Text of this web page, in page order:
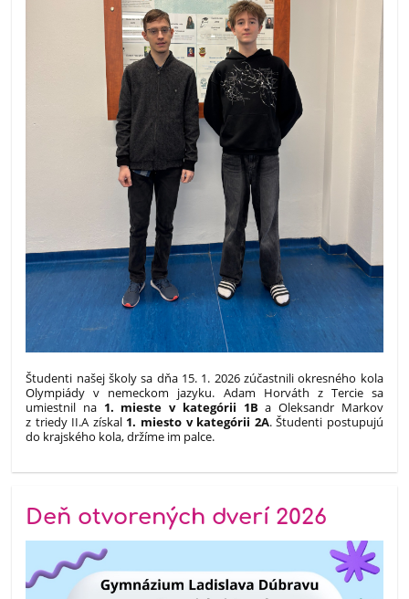
Študenti našej školy sa dňa 15. 1. 2026 zúčastnili okresného kola
Olympiády v nemeckom jazyku. Adam Horváth z Tercie sa
umiestnil na 1. mieste v kategórii 1B a Oleksandr Markov
z triedy II.A získal 1. miesto v kategórii 2A. Študenti postupujú
do krajského kola, držíme im palce.
Deň otvorených dverí 2026